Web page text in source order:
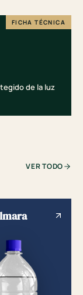
FICHA TÉCNICA
de la luz
VER TODO